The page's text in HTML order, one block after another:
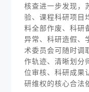
核查进一步发现，
验、课程科研项目
料全部作废、科研
异常、科研造假、
术委员会可随时调
作轨迹、清晰划分
位审核、科研成果
研维权的核心合法